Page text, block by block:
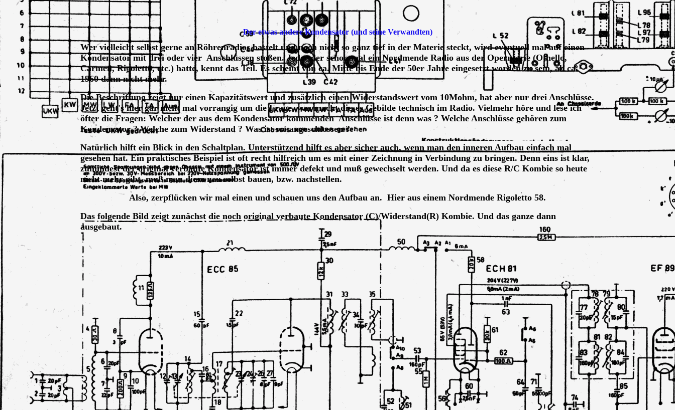
Der etwas andere Kondensator (und seine Verwandten)
Wer vielleicht selbst gerne an Röhrenradios bastelt und noch nicht so ganz tief in der Materie steckt, wird eventuell mal auf einen
Kondensator mit drei oder vier Anschlüssen stoßen. Jeder der schon mal ein Nordmende Radio aus der Opernserie (Othello,
Carmen, Rigoletto, etc.) hatte, kennt das Teil. Es scheint von ca. Mitte bis Ende der 50er Jahre eingesetzt worden zu sein, ab ca.
1960 dann nicht mehr.
Die Beschriftung zeigt nur einen Kapazitätswert und zusätzlich einen Widerstandswert vom 10Mohm, hat aber nur drei Anschlüsse.
Jetzt geht's hier gar nicht mal vorrangig um die Frage, was macht dieses Gebilde technisch im Radio. Vielmehr höre und lese ich
öfter die Fragen: Welcher der aus dem Kondensator kommenden Anschlüsse ist denn was ? Welche Anschlüsse gehören zum
Kondensator ? Welche zum Widerstand ? Was ist wo angeschlossen ?
Natürlich hilft ein Blick in den Schaltplan. Unterstützend hilft es aber sicher auch, wenn man den inneren Aufbau einfach mal
gesehen hat. Ein praktisches Beispiel ist oft recht hilfreich um es mit einer Zeichnung in Verbindung zu bringen. Denn eins ist klar,
zumindest der original verbaute Kondensator ist immer defekt und muß gewechselt werden. Und da es diese R/C Kombie so heute
nicht mehr gibt, muß man diese neu selbst bauen, bzw. nachstellen.
Also, zerpflücken wir mal einen und schauen uns den Aufbau an. Hier aus einem Nordmende Rigoletto 58.
Das folgende Bild zeigt zunächst die noch original verbaute Kondensator (C)/Widerstand(R) Kombie. Und das ganze dann
ausgebaut.